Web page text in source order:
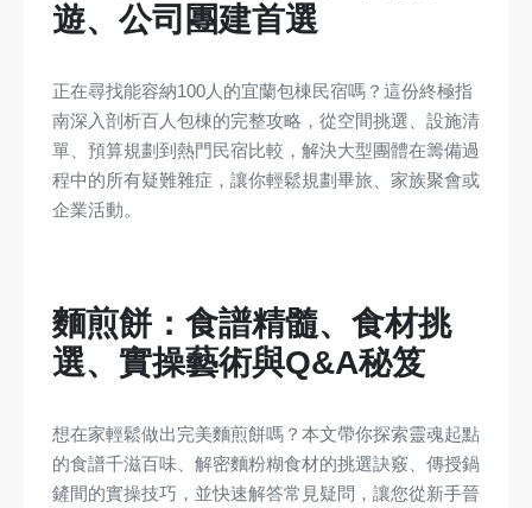
遊、公司團建首選
正在尋找能容納100人的宜蘭包棟民宿嗎？這份終極指
南深入剖析百人包棟的完整攻略，從空間挑選、設施清
單、預算規劃到熱門民宿比較，解決大型團體在籌備過
程中的所有疑難雜症，讓你輕鬆規劃畢旅、家族聚會或
企業活動。
麵煎餅：食譜精髓、食材挑
選、實操藝術與Q&A秘笈
想在家輕鬆做出完美麵煎餅嗎？本文帶你探索靈魂起點
的食譜千滋百味、解密麵粉糊食材的挑選訣竅、傳授鍋
鏟間的實操技巧，並快速解答常見疑問，讓您從新手晉